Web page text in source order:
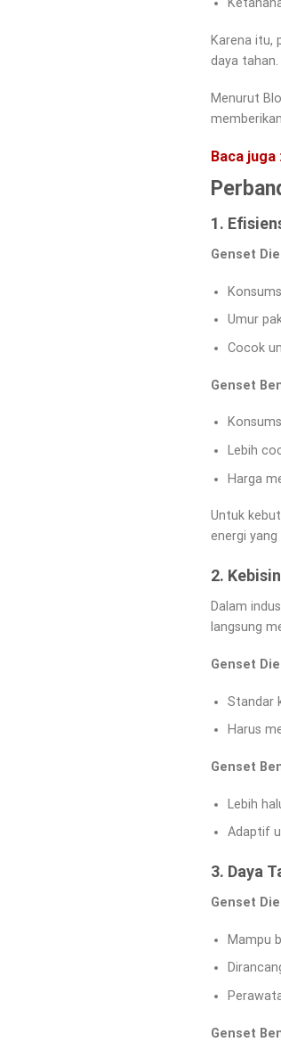
Karena itu,
daya tahan.
Menurut
Baca juga
1.
Genset
Umur
Cocok
Genset
Lebih
Harga
Untuk
energi
2.
Dalam
langsung
Genset
Standar
Harus
Genset
Lebih
Adaptif
3. Daya
Genset
Mampu
Genset